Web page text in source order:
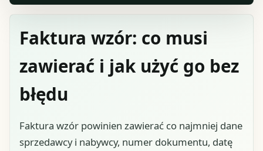
Faktura wzór: co musi
zawierać i jak użyć go bez
błędu
Faktura wzór powinien zawierać co najmniej dane
sprzedawcy i nabywcy, numer dokumentu, datę